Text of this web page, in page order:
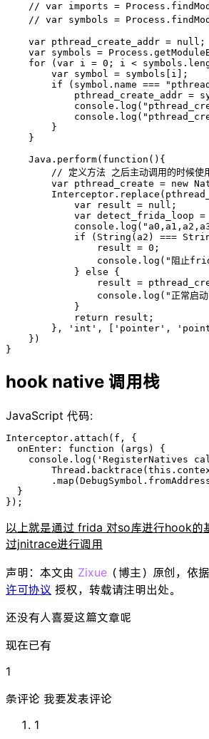
// var imports =
// var symbols =
    var pthread_create_addr = null;
var symbols =
for (var i = 0; i <
        var symbol = symbols[i];
if (symbol.name ===
pthread_create_addr =
        }
    }
    Java.perform(function(){
// 定义方法 之后主动调用的时候使
var pthread_create = new
            var result = null;
var detect_frida_loop
if (String(a2) ===
                result = 0;
console.log("阻止
            } else {
result =
console.log("正常启动
            }
            return result;
}, 'int', ['pointer',
    })
}
hook native 调用栈
JavaScript 代码:
Interceptor.attach(f, {
  onEnter: function (args) {
console.log('RegisterNatives
  }
});
以上就是通过 frida 对so库进行hook的
过jnitrace进行调用
声明：本文由 Zixue （博主）原创，依据
许可协议 授权，转载请注明出处。
还没有人喜爱这篇文章呢
现在已有
1
条评论 我要发表评论
1